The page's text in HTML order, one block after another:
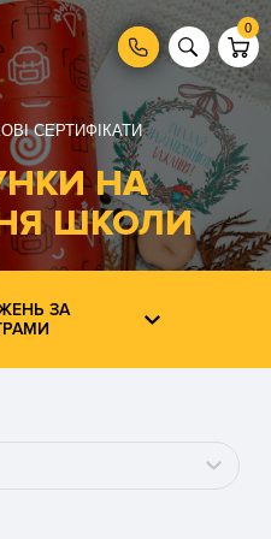
0
СЕРТИФІКАТИ
НА
ШКОЛИ
ЗА